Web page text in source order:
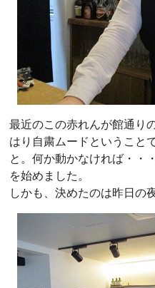
最近のこの赤れんが館通り
はり自粛ムードということ
と。何か動かなければ・・
を始めました。
しかも、決めたのは昨日の